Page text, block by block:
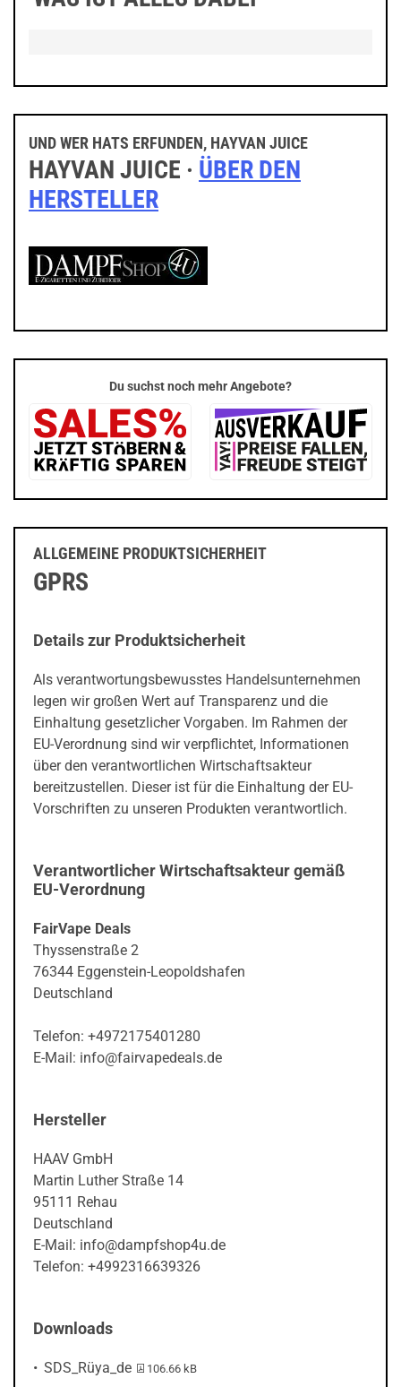
UND WER HATS ERFUNDEN, HAYVAN JUICE
HAYVAN JUICE · ÜBER DEN
HERSTELLER
Du suchst noch mehr Angebote?
ALLGEMEINE PRODUKTSICHERHEIT
GPRS
Details zur Produktsicherheit
Als verantwortungsbewusstes Handelsunternehmen
legen wir großen Wert auf Transparenz und die
Einhaltung gesetzlicher Vorgaben. Im Rahmen der
EU-Verordnung sind wir verpflichtet, Informationen
über den verantwortlichen Wirtschaftsakteur
bereitzustellen. Dieser ist für die Einhaltung der EU-
Vorschriften zu unseren Produkten verantwortlich.
Verantwortlicher Wirtschaftsakteur gemäß
EU-Verordnung
FairVape Deals
Thyssenstraße 2
76344 Eggenstein-Leopoldshafen
Deutschland
Telefon: +4972175401280
E-Mail: info@fairvapedeals.de
Hersteller
HAAV GmbH
Martin Luther Straße 14
95111 Rehau
Deutschland
E-Mail: info@dampfshop4u.de
Telefon: +4992316639326
Downloads
SDS_Rüya_de PDF-Datei:
106.66 kB